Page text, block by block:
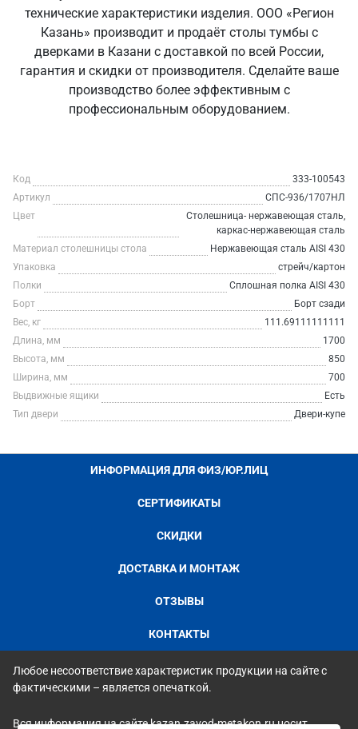
технические характеристики изделия. ООО «Регион
Казань» производит и продаёт столы тумбы с
дверками в Казани с доставкой по всей России,
гарантия и скидки от производителя. Сделайте ваше
производство более эффективным с
профессиональным оборудованием.
Код
333-100543
Артикул
СПС-936/1707НЛ
Цвет
Столешница- нержавеющая сталь,
каркас-нержавеющая сталь
Материал столешницы стола
Нержавеющая сталь AISI 430
Упаковка
стрейч/картон
Полки
Сплошная полка AISI 430
Борт
Борт сзади
Вес, кг
111.69111111111
Длина, мм
1700
Высота, мм
850
Ширина, мм
700
Выдвижные ящики
Есть
Тип двери
Двери-купе
ИНФОРМАЦИЯ ДЛЯ ФИЗ/ЮР.ЛИЦ
СЕРТИФИКАТЫ
СКИДКИ
ДОСТАВКА И МОНТАЖ
ОТЗЫВЫ
КОНТАКТЫ
Любое несоответствие характеристик продукции на сайте с
фактическими – является опечаткой.
Вся информация на сайте kazan.zavod-metakon.ru носит